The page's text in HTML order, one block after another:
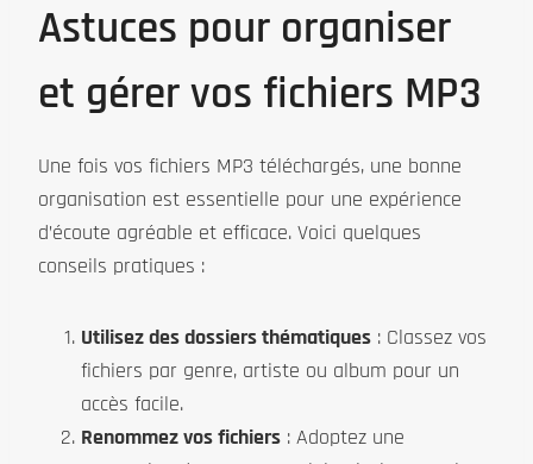
Astuces pour organiser
et gérer vos fichiers MP3
Une fois vos fichiers MP3 téléchargés, une bonne
organisation est essentielle pour une expérience
d’écoute agréable et efficace. Voici quelques
conseils pratiques :
Utilisez des dossiers thématiques : Classez vos
fichiers par genre, artiste ou album pour un
accès facile.
Renommez vos fichiers : Adoptez une